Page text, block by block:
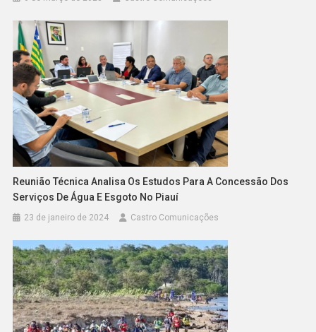
Reunião Técnica Analisa Os Estudos Para A Concessão Dos
Serviços De Água E Esgoto No Piauí
23 de janeiro de 2024 Castro Comunicações